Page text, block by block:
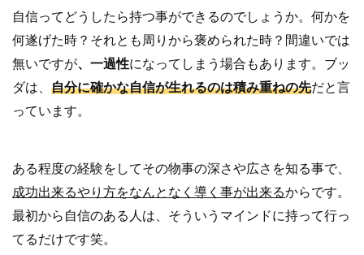
自信ってどうしたら持つ事ができるのでしょうか。何かを
何遂げた時？それとも周りから褒められた時？間違いでは
無いですが、一過性になってしまう場合もあります。ブッ
ダは、 自分に確かな自信が生れるのは積み重ねの先だと言
っています。
ある程度の経験をしてその物事の深さや広さを知る事で、
成功出来るやり方をなんとなく導く事が出来るからです。
最初から自信のある人は、そういうマインドに持って行っ
てるだけです笑。